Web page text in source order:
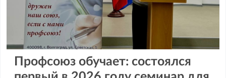
Профсоюз обучает: состоялся